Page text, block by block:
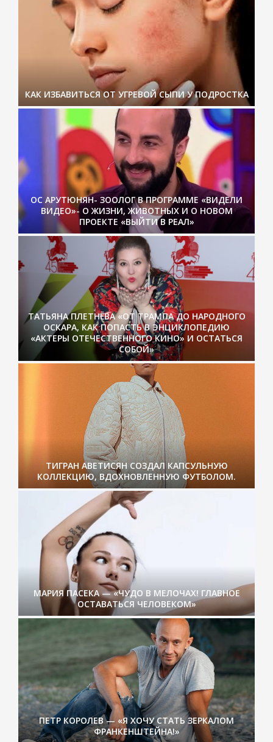
КАК ИЗБАВИТЬСЯ ОТ УГРЕВОЙ СЫПИ У ПОДРОСТКА
ОС АРУТЮНЯН- ЗООЛОГ В ПРОГРАММЕ «ВИДЕЛИ
ВИДЕО»- О ЖИЗНИ, ЖИВОТНЫХ И О НОВОМ
ПРОЕКТЕ «ВЫЙТИ В РЕАЛ»
ТАТЬЯНА ПЛЕТНЁВА «ОТ ТРАМПА ДО НАРОДНОГО
ОСКАРА, КАК ПОПАСТЬ В ЭНЦИКЛОПЕДИЮ
«АКТЕРЫ ОТЕЧЕСТВЕННОГО КИНО» И ОСТАТЬСЯ
СОБОЙ»
ТИГРАН АВЕТИСЯН СОЗДАЛ КАПСУЛЬНУЮ
КОЛЛЕКЦИЮ, ВДОХНОВЛЕННУЮ ФУТБОЛОМ.
МАРИЯ ПАСЕКА — «ЧУДО В МЕЛОЧАХ! ГЛАВНОЕ
ОСТАВАТЬСЯ ЧЕЛОВЕКОМ»
ПЕТР КОРОЛЕВ — «Я ХОЧУ СТАТЬ ЗЕРКАЛОМ
ФРАНКЕНШТЕЙНА!»